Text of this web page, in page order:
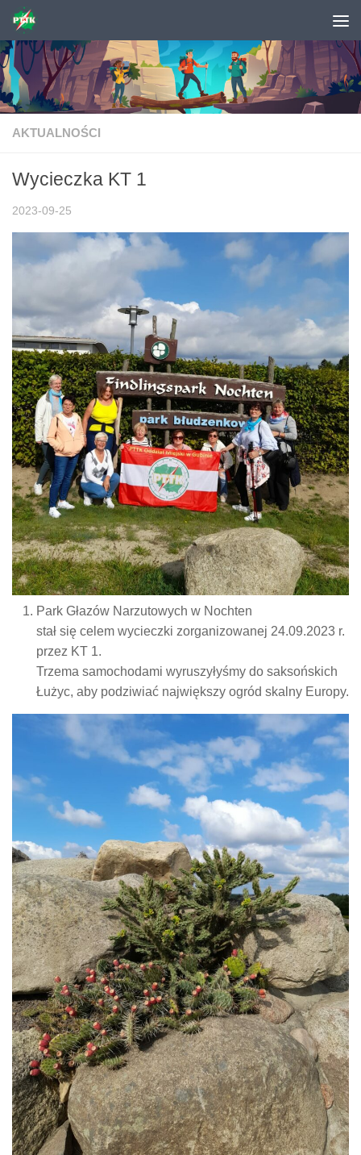
Skip to content
AKTUALNOŚCI
Wycieczka KT 1
2023-09-25
Park Głazów Narzutowych w Nochten
stał się celem wycieczki zorganizowanej 24.09.2023 r.
przez KT 1.
Trzema samochodami wyruszyłyśmy do saksońskich
Łużyc, aby podziwiać największy ogród skalny Europy.